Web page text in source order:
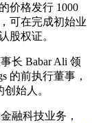
价格发行 1000
可在完成初始业
股权证。
长 Babar Ali 领
的前执行董事，
始人。
融科技业务，